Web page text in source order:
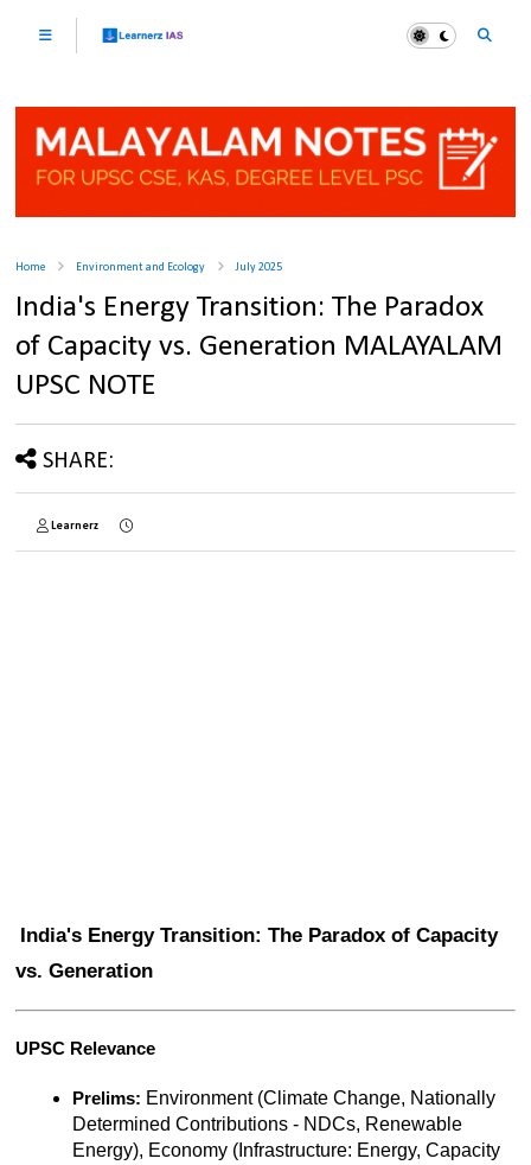
Home Environment and Ecology July 2025
India's Energy Transition: The Paradox
of Capacity vs. Generation MALAYALAM
UPSC NOTE
SHARE:
Learnerz
India's Energy Transition: The Paradox of Capacity
vs. Generation
UPSC Relevance
Prelims: Environment (Climate Change, Nationally
Determined Contributions - NDCs, Renewable
Energy), Economy (Infrastructure: Energy, Capacity